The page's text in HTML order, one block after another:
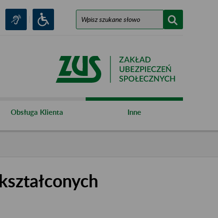
Obsługa Klienta Inne